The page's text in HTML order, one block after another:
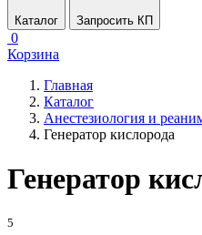
Каталог Запросить КП
0
Корзина
Главная
Каталог
Анестезиология и
Генератор кислорода
Генератор
5